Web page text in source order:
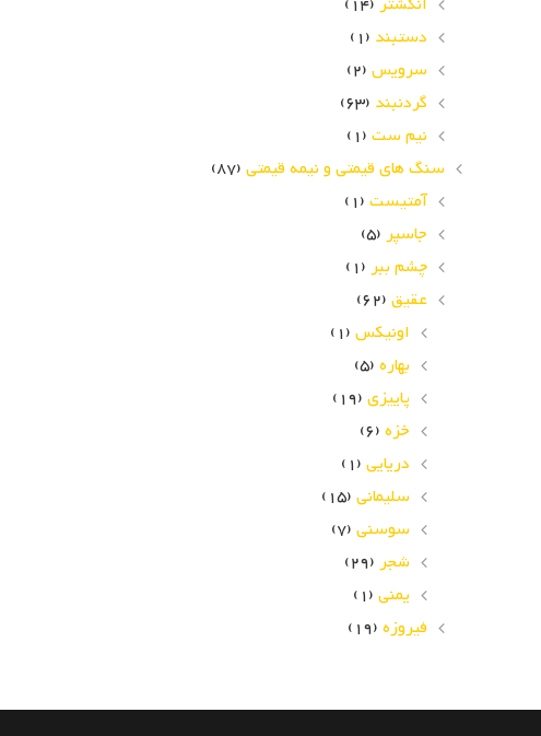
دستبند (1)
سرویس (2)
گردنبند (63)
نیم ست (1)
سنگ های قیمتی و نیمه قیمتی (87)
آمتیست (1)
جاسپر (5)
چشم ببر (1)
عقیق (62)
اونیکس (1)
بهاره (5)
پاییزی (19)
خزه (6)
دریایی (1)
سلیمانی (15)
سوسنی (7)
شجر (29)
یمنی (1)
فیروزه (19)